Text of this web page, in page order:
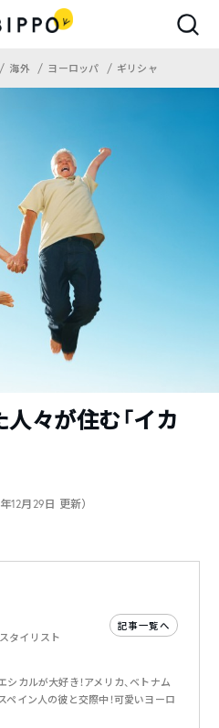
海外 ヨーロッパ ギリシャ
々が住む「イカ
12月29日 更新）
タイリスト
記事一覧へ
カルが大好き！アメリカ、ベトナム
ペイン人の彼と交際中！可愛いヨーロ